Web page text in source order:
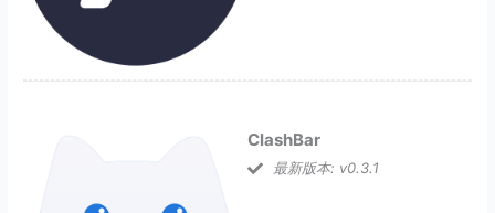
ClashBar
最新版本: v0.3.1